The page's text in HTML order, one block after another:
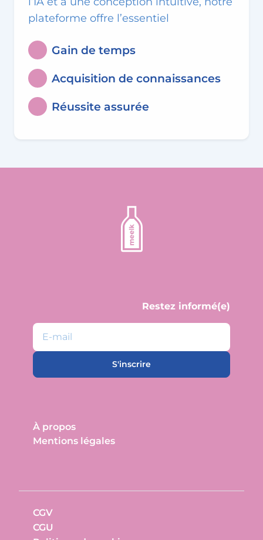
plateforme offre l’essentiel
Gain de temps
Acquisition de connaissances
Réussite assurée
À propos
Mentions légales
Restez informé(e)
E-mail
S'inscrire
CGV
CGU